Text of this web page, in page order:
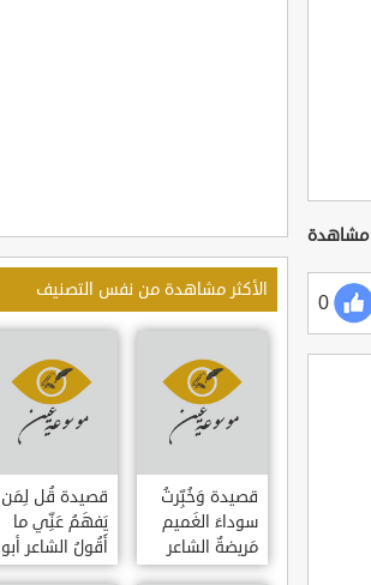
0
الأكثر مشاهدة من نفس التصنيف
قصيدة وَخُبِّرتُ
سوداءَ الغَميم
مَريضةٌ الشاعر
العوام بن عقبة
قصيدة قُل لِمَن
يَفهَمُ عَنِّي ما
أَقُولُ الشاعر أبو
حامد الغزالي